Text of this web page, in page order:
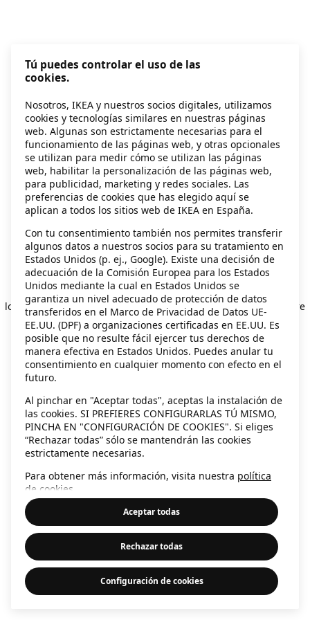
Application error: a client-side exception has occurred
loadingsecondhand.ikea.com (see the browser console for more
information).
Tú puedes controlar el uso de las
cookies.
Nosotros, IKEA y nuestros socios digitales, utilizamos
cookies y tecnologías similares en nuestras páginas
web. Algunas son estrictamente necesarias para el
funcionamiento de las páginas web, y otras opcionales
se utilizan para medir cómo se utilizan las páginas
web, habilitar la personalización de las páginas web,
para publicidad, marketing y redes sociales. Las
preferencias de cookies que has elegido aquí se
aplican a todos los sitios web de IKEA en España.
Con tu consentimiento también nos permites transferir
algunos datos a nuestros socios para su tratamiento en
Estados Unidos (p. ej., Google). Existe una decisión de
adecuación de la Comisión Europea para los Estados
Unidos mediante la cual en Estados Unidos se
garantiza un nivel adecuado de protección de datos
transferidos en el Marco de Privacidad de Datos UE-
EE.UU. (DPF) a organizaciones certificadas en EE.UU. Es
posible que no resulte fácil ejercer tus derechos de
manera efectiva en Estados Unidos. Puedes anular tu
consentimiento en cualquier momento con efecto en el
futuro.
Al pinchar en "Aceptar todas", aceptas la instalación de
las cookies. SI PREFIERES CONFIGURARLAS TÚ MISMO,
PINCHA EN "CONFIGURACIÓN DE COOKIES". Si eliges
“Rechazar todas” sólo se mantendrán las cookies
estrictamente necesarias.
Para obtener más información, visita nuestra política
de cookies
Aceptar todas
Rechazar todas
Configuración de cookies